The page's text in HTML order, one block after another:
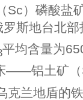
Sc）磷酸盐
斯地台北
平均含量为
——铝土矿
克兰地盾的